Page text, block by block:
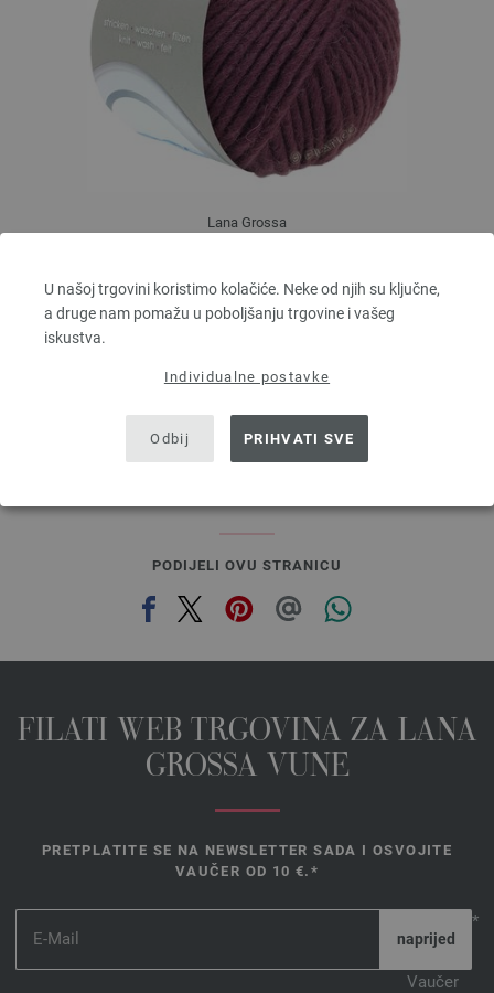
U našoj trgovini koristimo kolačiće. Neke od njih su ključne,
a druge nam pomažu u poboljšanju trgovine i vašeg
iskustva.
Individualne postavke
Odbij PRIHVATI SVE
Lana Grossa
Dužina: otprilike 50 m / 50 g
Većina igle: 8
3,43 $
bez PDV-a, dodatno troškovi za dostavu, Osnovna cijena:
PODIJELI OVU STRANICU
FILATI WEB TRGOVINA ZA LANA
GROSSA VUNE
PRETPLATITE SE NA NEWSLETTER SADA I OSVOJITE
VAUČER OD 10 €.*
*
Vaučer